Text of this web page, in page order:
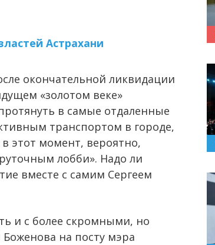
Астрахани
окончательной ликвидации
«золотом веке»
в самые отдаленные
транспортом в городе,
этот момент, вероятно,
лобби». Надо ли
вместе с самим Сергеем
и с более скромными, но
на посту мэра